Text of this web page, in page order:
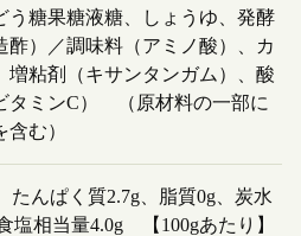
う糖果糖液糖、しょうゆ、発酵
酢）／調味料（アミノ酸）、カ
増粘剤（キサンタンガム）、酸
タミンC） （原材料の一部に
む）
たんぱく質2.7g、脂質0g、炭水
塩相当量4.0g 【100gあたり】